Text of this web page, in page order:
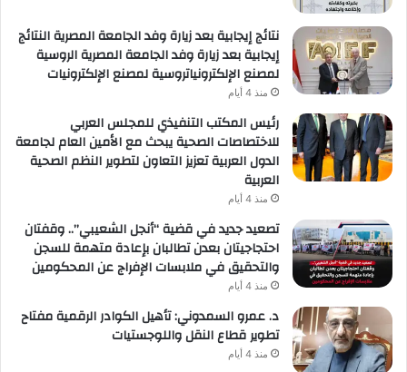
نتائج إيجابية بعد زيارة وفد الجامعة المصرية النتائج
إيجابية بعد زيارة وفد الجامعة المصرية الروسية
لمصنع الإلكترونياتروسية لمصنع الإلكترونيات
منذ 4 أيام
رئيس المكتب التنفيذي للمجلس العربي
للاختصاصات الصحية يبحث مع الأمين العام لجامعة
الدول العربية تعزيز التعاون لتطوير النظم الصحية
العربية
منذ 4 أيام
تصعيد جديد في قضية “أنجل الشعيبي”.. وقفتان
احتجاجيتان بعدن تطالبان بإعادة متهمة للسجن
والتحقيق في ملابسات الإفراج عن المحكومين
منذ 4 أيام
د. عمرو السمدوني: تأهيل الكوادر الرقمية مفتاح
تطوير قطاع النقل واللوجستيات
منذ 4 أيام